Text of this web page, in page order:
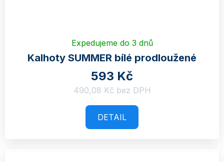
Expedujeme do 3 dnů
Kalhoty SUMMER bílé prodloužené
593 Kč
490,08 Kč bez DPH
DETAIL